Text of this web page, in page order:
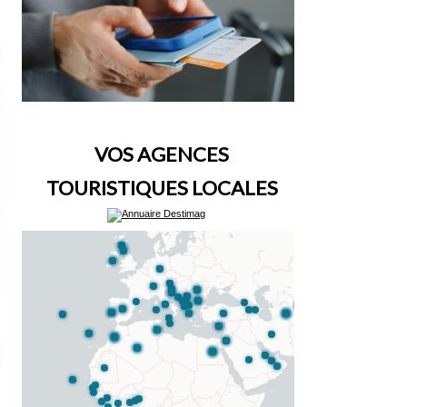
VOS AGENCES
TOURISTIQUES LOCALES